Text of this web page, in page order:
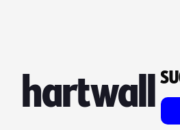
hartwall